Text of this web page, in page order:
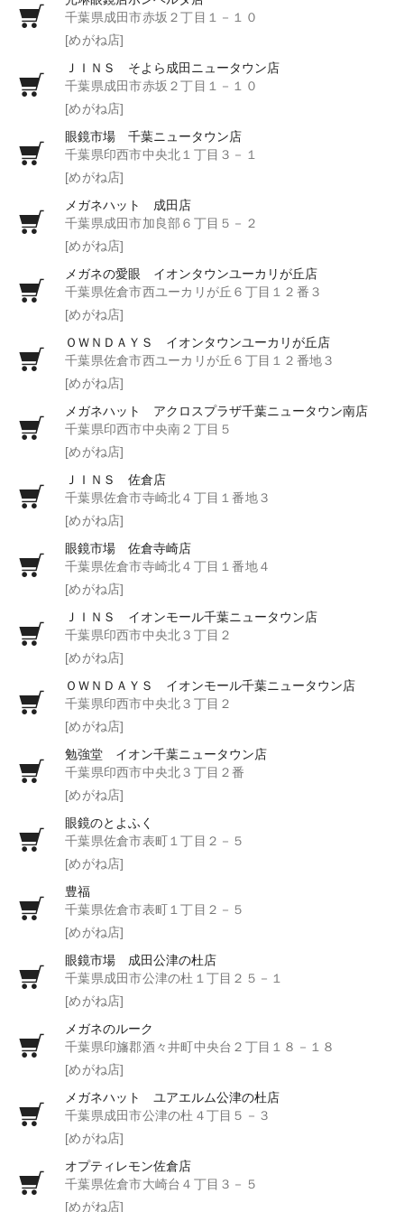
千葉県成田市赤坂２丁目１－１０
[めがね店]
ＪＩＮＳ そよら成田ニュータウン店
千葉県成田市赤坂２丁目１－１０
[めがね店]
眼鏡市場 千葉ニュータウン店
千葉県印西市中央北１丁目３－１
[めがね店]
メガネハット 成田店
千葉県成田市加良部６丁目５－２
[めがね店]
メガネの愛眼 イオンタウンユーカリが丘店
千葉県佐倉市西ユーカリが丘６丁目１２番３
[めがね店]
ＯＷＮＤＡＹＳ イオンタウンユーカリが丘店
千葉県佐倉市西ユーカリが丘６丁目１２番地３
[めがね店]
メガネハット アクロスプラザ千葉ニュータウン南店
千葉県印西市中央南２丁目５
[めがね店]
ＪＩＮＳ 佐倉店
千葉県佐倉市寺崎北４丁目１番地３
[めがね店]
眼鏡市場 佐倉寺崎店
千葉県佐倉市寺崎北４丁目１番地４
[めがね店]
ＪＩＮＳ イオンモール千葉ニュータウン店
千葉県印西市中央北３丁目２
[めがね店]
ＯＷＮＤＡＹＳ イオンモール千葉ニュータウン店
千葉県印西市中央北３丁目２
[めがね店]
勉強堂 イオン千葉ニュータウン店
千葉県印西市中央北３丁目２番
[めがね店]
眼鏡のとよふく
千葉県佐倉市表町１丁目２－５
[めがね店]
豊福
千葉県佐倉市表町１丁目２－５
[めがね店]
眼鏡市場 成田公津の杜店
千葉県成田市公津の杜１丁目２５－１
[めがね店]
メガネのルーク
千葉県印旛郡酒々井町中央台２丁目１８－１８
[めがね店]
メガネハット ユアエルム公津の杜店
千葉県成田市公津の杜４丁目５－３
[めがね店]
オプティレモン佐倉店
千葉県佐倉市大崎台４丁目３－５
[めがね店]